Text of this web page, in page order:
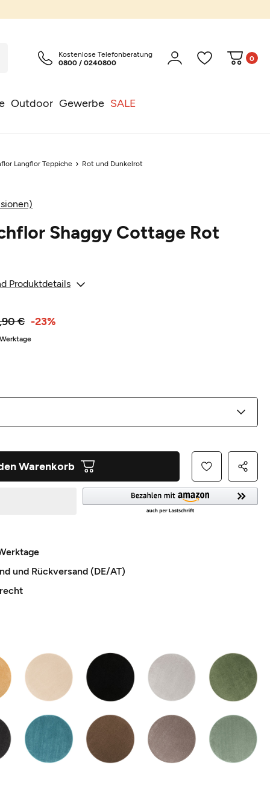
Outdoor Gewerbe SALE
Kostenlose Telefonberatung
0800 / 0240800
0
Langflor Teppiche Rot und Dunkelrot
Shaggy Cottage Rot
Produktdetails
€ -23%
Warenkorb
und Rückversand (DE/AT)